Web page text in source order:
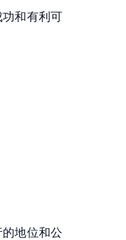
和有利可
地位和公